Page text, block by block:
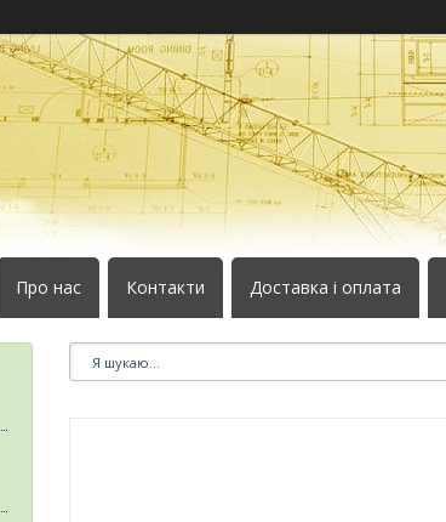
Про нас Контакти Доставка і оплата